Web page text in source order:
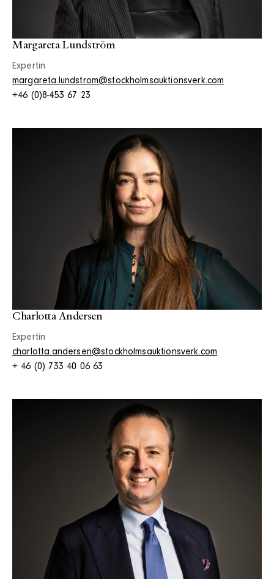
Margareta Lundström
Expertin
margareta.lundstrom@stockholmsauktionsverk.com
+46 (0)8-453 67 23
Charlotta Andersen
Expertin
charlotta.andersen@stockholmsauktionsverk.com
+ 46 (0) 733 40 06 63